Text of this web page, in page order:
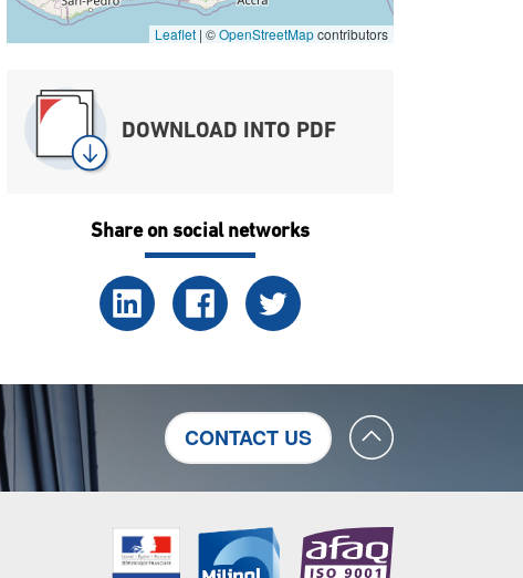
Leaflet | ©OpenStreetMapcontributors
DOWNLOAD INTO PDF
Share on social networks
CONTACT US